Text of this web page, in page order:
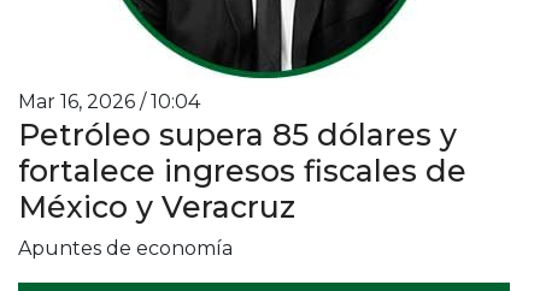
Mar 16, 2026 / 10:04
Petróleo supera 85 dólares y
fortalece ingresos fiscales de
México y Veracruz
Apuntes de economía